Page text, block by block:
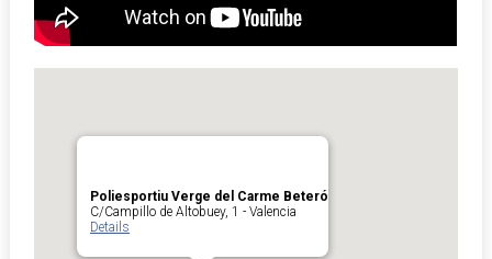
Poliesportiu Verge del Carme Beteró
C/Campillo de Altobuey, 1 - Valencia
Details